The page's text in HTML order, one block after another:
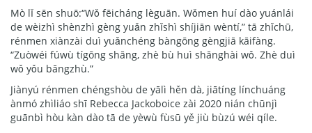
Mò lǐ sēn shuō:“Wǒ fēicháng lèguān. Wǒmen huí dào yuánlái
de wèizhì shènzhì gèng yuǎn zhǐshì shíjiān wèntí,” tā zhǐchū,
rénmen xiànzài duì yuǎnchéng bàngōng gèngjiā kāifàng.
“Zuòwéi fúwù tígōng shāng, zhè bù huì shānghài wǒ. Zhè duì
wǒ yǒu bāngzhù.”
Jiànyú rénmen chéngshòu de yālì hěn dà, jiātíng línchuáng
ànmó zhìliáo shī Rebecca Jackoboice zài 2020 nián chūnjì
guānbì hòu kàn dào tā de yèwù fùsū yě jiù bùzú wéi qíle.